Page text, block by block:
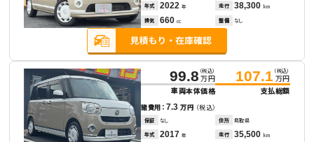
年式 2022 年 走行 38,300 km
排気 660 cc 整備 なし
99.8 （税込）
万円
車両本体価格
107.1 （税込）
万円
支払総額
諸費用：7.3万円 （税込）
保証 なし 住所 鳥取県
年式 2017 年 走行 35,500 km